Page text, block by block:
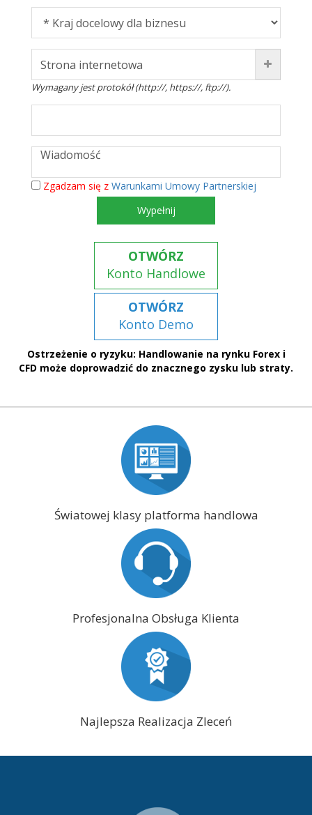
Wymagany jest protokół (http://, https://, ftp://).
Zgadzam się z Warunkami Umowy Partnerskiej
Wypełnij
OTWÓRZ
Konto Handlowe
OTWÓRZ
Konto Demo
Ostrzeżenie o ryzyku: Handlowanie na rynku Forex i
CFD może doprowadzić do znacznego zysku lub straty.
Światowej klasy platforma handlowa
Profesjonalna Obsługa Klienta
Najlepsza Realizacja Zleceń